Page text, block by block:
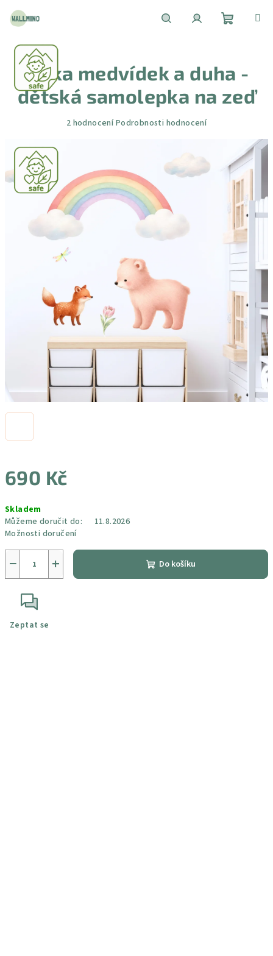
obsah
košík
690 Kč
cena:
Skladem
Můžeme doručit do:
11.8.2026
Možnosti doručení
+
− Do košíku
Zeptat se
Liška medvídek a duha -
dětská samolepka na zeď
Průměrné
z
5
hvězdiček.
2 hodnoceníPodrobnosti hodnocení